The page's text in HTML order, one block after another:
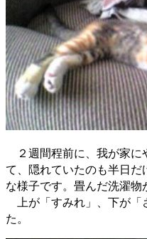
２週間程前に、我が家に
て、隠れていたのも半日
な様子です。畳んだ洗濯物
上が「すみれ」、下が「
た。